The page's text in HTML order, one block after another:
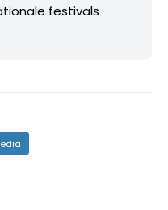
festivals